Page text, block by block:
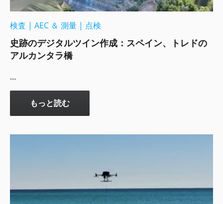
検査 | AEC ＆ 測量 | 点検
史跡のデジタルツイン作成：スペイン、トレドの
アルカンタラ橋
...
もっと読む